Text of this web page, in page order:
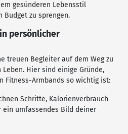
gesünderen Lebensstil
Budget zu sprengen.
persönlicher
treuen Begleiter auf dem Weg zu
Hier sind einige Gründe,
Fitness-Armbands so wichtig ist:
Schritte, Kalorienverbrauch
ein umfassendes Bild deiner